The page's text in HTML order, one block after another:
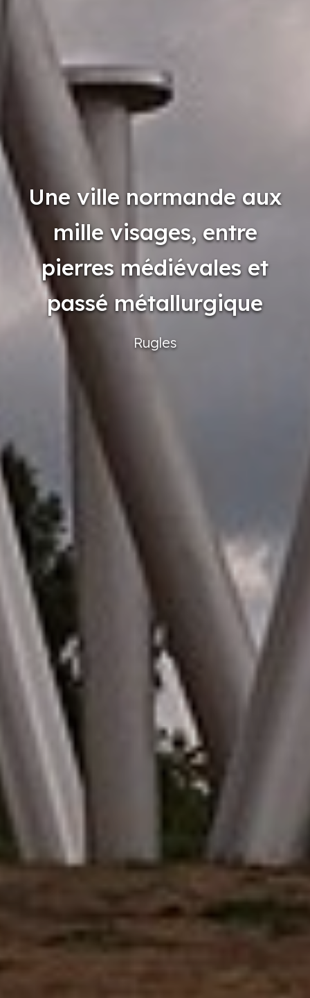
Une ville normande aux
mille visages, entre
pierres médiévales et
passé métallurgique
Rugles